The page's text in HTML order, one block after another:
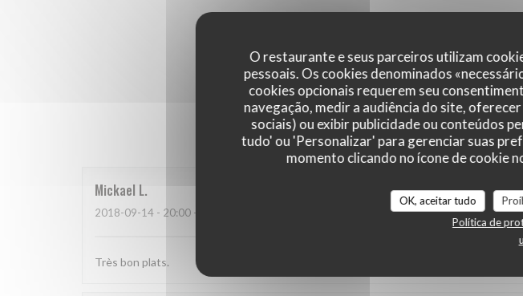
O restaurante e seus parceiros utilizam
pessoais. Os cookies denominados
cookies opcionais requerem seu
navegação, medir a audiência do site,
sociais) ou exibir publicidade ou conteúdos
tudo' ou 'Personalizar' para gerenciar suas
momento clicando no ícone de cookie
OK, aceitar tudo
Política de
Mickael L
2018-09-14 - 20:00 - guests 3 service:3/
Très bon plats.